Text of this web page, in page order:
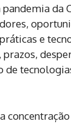
da
e
de
concentração